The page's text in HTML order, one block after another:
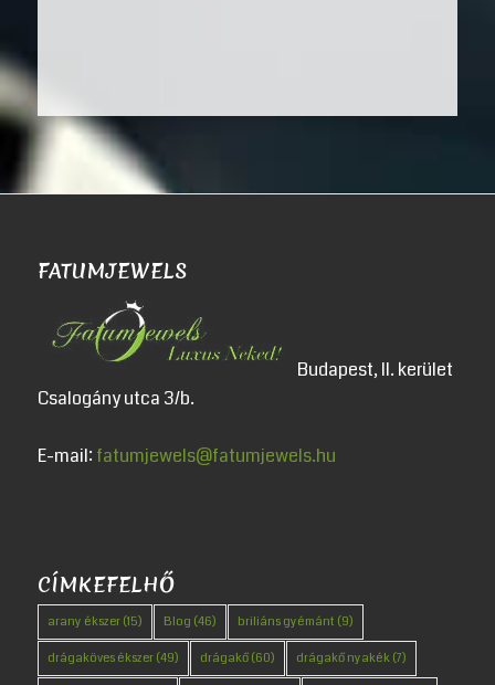
FATUMJEWELS
Budapest, II. kerület
Csalogány utca 3/b.
E-mail: fatumjewels@fatumjewels.hu
CÍMKEFELHŐ
arany ékszer(15) Blog (46) briliáns gyémánt (9)
drágaköves ékszer(49) drágakő(60) drágakő nyakék(7)